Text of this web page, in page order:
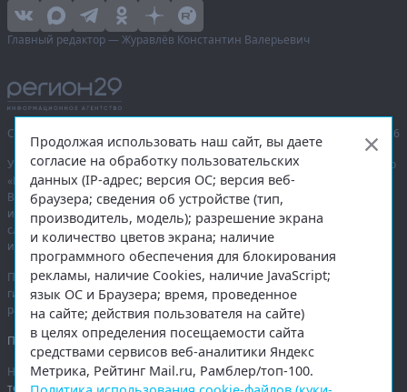
Главный редактор — Журавлёв Константин Валерьевич
Сетевое издание «Информационное агентство Регион 29»,
© 2016–2026
Учредитель — общество с ограниченной ответственностью «Агентство
«Правда Севера».
Выписка из реестра зарегистрированных средств массовой
информации:ЭЛ № ФС 77-74226 от 09.11.2018 выдано Федеральной
службой по надзору в сфере связи, информационных технологий
и массовых коммуникаций (Роскомнадзор).
При полном или частичном использовании любых материалов
гиперссылка на region29.ruобязательна. Копирование материалов без
разрешения администрации сайта запрещено.
Правовая информация.
На информационном ресурсе применяютсярекомендательные
технологии.
Продолжая использовать наш сайт, вы даете
согласие на обработку пользовательских
данных (IP-адрес; версия ОС; версия веб-
браузера; сведения об устройстве (тип,
производитель, модель); разрешение экрана
и количество цветов экрана; наличие
программного обеспечения для блокирования
рекламы, наличие Cookies, наличие JavaScript;
язык ОС и Браузера; время, проведенное
на сайте; действия пользователя на сайте)
в целях определения посещаемости сайта
средствами сервисов веб-аналитики Яндекс
Метрика, Рейтинг Mail.ru, Рамблер/топ-100.